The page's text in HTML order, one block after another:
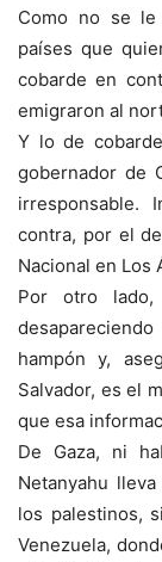
Como no se
países que
cobarde en
emigraron al
Y lo de
gobernador de
irresponsable.
contra, por el
Nacional en Los
Por otro lado,
hampón y,
Salvador, es el
que esa
De Gaza, ni
Netanyahu
los palestinos,
Venezuela,